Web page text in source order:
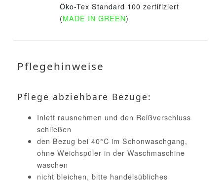
Öko-Tex Standard 100 zertifiziert
(MADE IN GREEN)
Pflegehinweise
Pflege abziehbare Bezüge:
Inlett rausnehmen und den Reißverschluss
schließen
den Bezug bei 40°C im Schonwaschgang,
ohne Weichspüler in der Waschmaschine
waschen
nicht bleichen, bitte handelsübliches